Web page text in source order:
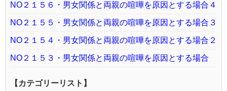
NO２１５６・男女関係と両親の喧嘩を原因とする場合４
NO２１５５・男女関係と両親の喧嘩を原因とする場合３
NO２１５４・男女関係と両親の喧嘩を原因とする場合２
NO２１５３・男女関係と両親の喧嘩を原因とする場合
【カテゴリーリスト】